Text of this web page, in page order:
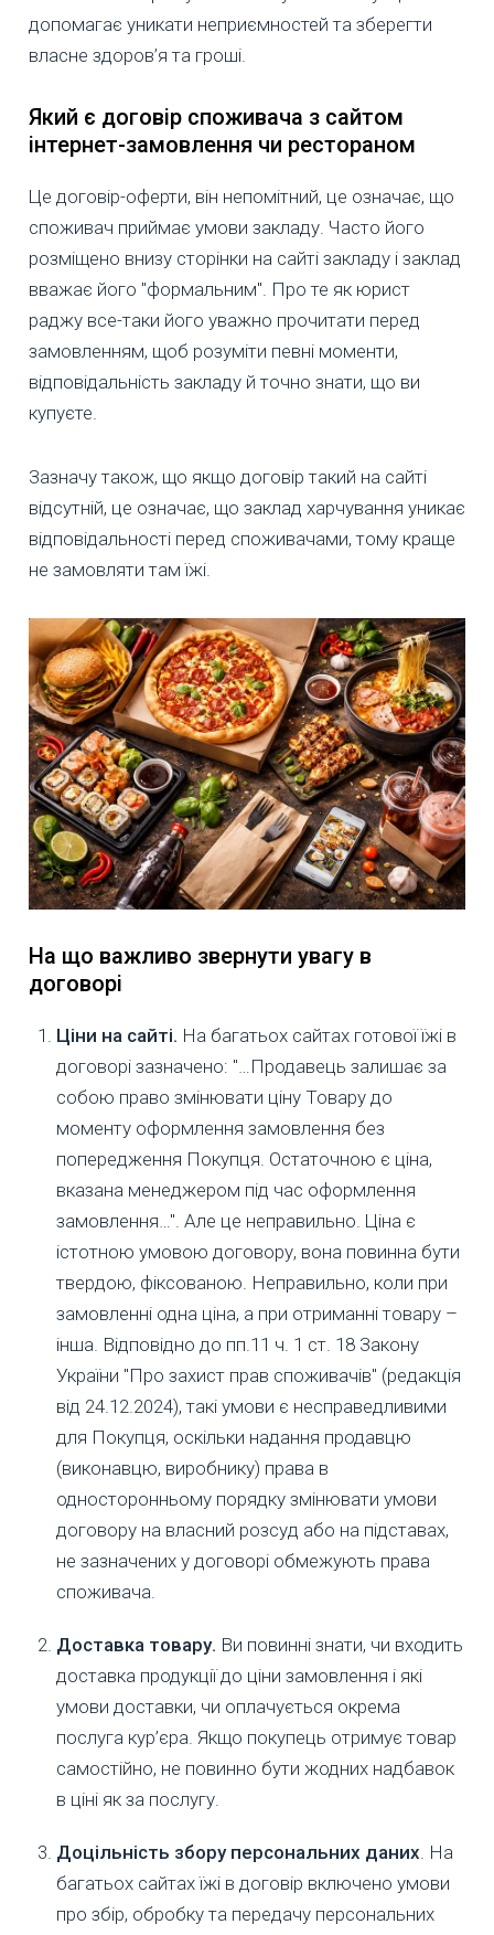
допомагає уникати неприємностей та зберегти
власне здоров’я та гроші.
Який є договір споживача з сайтом
інтернет-замовлення чи рестораном
Це договір-оферти, він непомітний, це означає, що
споживач приймає умови закладу. Часто його
розміщено внизу сторінки на сайті закладу і заклад
вважає його "формальним". Про те як юрист
раджу все-таки його уважно прочитати перед
замовленням, щоб розуміти певні моменти,
відповідальність закладу й точно знати, що ви
купуєте.
Зазначу також, що якщо договір такий на сайті
відсутній, це означає, що заклад харчування уникає
відповідальності перед споживачами, тому краще
не замовляти там їжі.
На що важливо звернути увагу в
договорі
Ціни на сайті. На багатьох сайтах готової їжі в
договорі зазначено: "…Продавець залишає за
собою право змінювати ціну Товару до
моменту оформлення замовлення без
попередження Покупця. Остаточною є ціна,
вказана менеджером під час оформлення
замовлення…". Але це неправильно. Ціна є
істотною умовою договору, вона повинна бути
твердою, фіксованою. Неправильно, коли при
замовленні одна ціна, а при отриманні товару –
інша. Відповідно до пп.11 ч. 1 ст. 18 Закону
України "Про захист прав споживачів" (редакція
від 24.12.2024), такі умови є несправедливими
для Покупця, оскільки надання продавцю
(виконавцю, виробнику) права в
односторонньому порядку змінювати умови
договору на власний розсуд або на підставах,
не зазначених у договорі обмежують права
споживача.
Доставка товару. Ви повинні знати, чи входить
доставка продукції до ціни замовлення і які
умови доставки, чи оплачується окрема
послуга кур’єра. Якщо покупець отримує товар
самостійно, не повинно бути жодних надбавок
в ціні як за послугу.
Доцільність збору персональних даних. На
багатьох сайтах їжі в договір включено умови
про збір, обробку та передачу персональних